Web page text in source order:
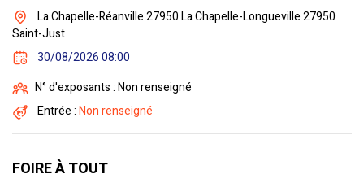
La Chapelle-Réanville 27950 La Chapelle-Longueville 27950
Saint-Just
30/08/2026 08:00
N° d'exposants : Non renseigné
Entrée :Non renseigné
FOIRE À TOUT